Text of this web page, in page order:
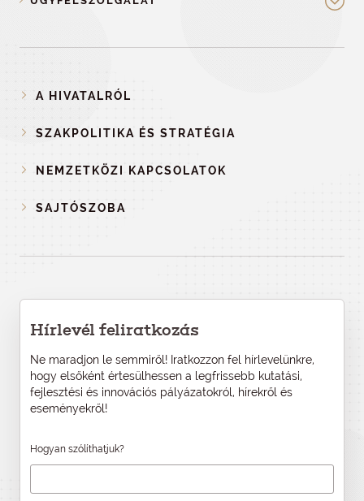
A HIVATALRÓL
SZAKPOLITIKA ÉS STRATÉGIA
NEMZETKÖZI KAPCSOLATOK
SAJTÓSZOBA
Hírlevél feliratkozás
Ne maradjon le semmiről! Iratkozzon fel hírlevelünkre,
hogy elsőként értesülhessen a legfrissebb kutatási,
fejlesztési és innovációs pályázatokról, hírekről és
eseményekről!
Hogyan szólíthatjuk?